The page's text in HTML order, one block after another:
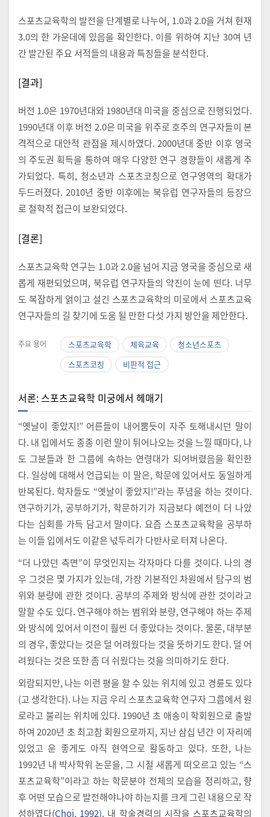
스포츠교육학의 발전을 단계별로 나누어, 1.0과 2.0을 거쳐 현재
3.0의 한 가운데에 있음을 확인한다. 이를 위하여 지난 30여 년
간 발간된 주요 서적들의 내용과 특징들을 분석한다.
[결과]
버전 1.0은 1970년대와 1980년대 미국을 중심으로 진행되었다.
1990년대 이후 버전 2.0은 미국을 위주로 호주의 연구자들이 본
격적으로 대안적 관점을 제시하였다. 2000년대 중반 이후 영국
의 주도권 획득을 통하여 매우 다양한 연구 경향들이 새롭게 추
가되었다. 특히, 청소년과 스포츠코칭으로 연구영역의 확대가
두드러졌다. 2010년 중반 이후에는 북유럽 연구자들의 등장으
로 철학적 접근이 보완되었다.
[결론]
스포츠교육학 연구는 1.0과 2.0을 넘어 지금 영국을 중심으로 새
롭게 재편되었으며, 북유럽 연구자들의 약진이 눈에 띤다. 너무
도 복잡하게 얽이고 설긴 스포츠교육학의 미로에서 스포츠교육
연구자들의 길 찾기에 도움 될 만한 다섯 가지 방안을 제안한다.
주요 용어 스포츠교육학 체육교육
청소년스포츠
스포츠코칭
비판적 접근
서론: 스포츠교육학 미궁에서 헤매기
“옛날이 좋았지!” 어른들이 내어뿜듯이 자주 토해내시던 말이
다. 내 입에서도 종종 이런 말이 튀어나오는 것을 느낄 때마다, 나
도 그분들과 한 그룹에 속하는 연령대가 되어버렸음을 확인한
다. 일상에 대해서 언급되는 이 말은, 학문에 있어서도 동일하게
반복된다. 학자들도 “옛날이 좋았지!”라는 푸념을 하는 것이다.
연구하기가, 공부하기가, 학문하기가 지금보다 예전이 더 나았
다는 심회를 가득 담고서 말이다. 요즘 스포츠교육학을 공부하
는 이들 입에서도 이같은 넋두리가 다반사로 터져 나온다.
“더 나았던 측면”이 무엇인지는 각자마다 다를 것이다. 나의 경
우 그것은 몇 가지가 있는데, 가장 기본적인 차원에서 탐구의 범
위와 분량에 관한 것이다. 공부의 주제와 방식에 관한 것이라고
말할 수도 있다. 연구해야 하는 범위와 분량, 연구해야 하는 주제
와 방식에 있어서 이전이 훨씬 더 좋았다는 것이다. 물론, 대부분
의 경우, 좋았다는 것은 덜 어려웠다는 것을 뜻하기도 한다. 덜 어
려웠다는 것은 또한 좀 더 쉬웠다는 것을 의미하기도 한다.
외람되지만, 나는 이런 평을 할 수 있는 위치에 있고 경륜도 있다
(고 생각한다). 나는 지금 우리 스포츠교육학 연구자 그룹에서 원
로라고 불리는 위치에 있다. 1990년 초 애송이 학회원으로 출발
하여 2020년 초 최고참 회원으로까지, 지난 삼십 년간 이 자리에
있었고 운 좋게도 아직 현역으로 활동하고 있다. 또한, 나는
1992년 내 박사학위 논문을, 그 시절 새롭게 떠오르고 있는 “스
포츠교육학”이라고 하는 학문분야 전체의 모습을 정리하고, 향
후 어떤 모습으로 발전해야나야 하는지를 크게 그린 내용으로 작
성하였다(Choi, 1992). 내 학술경력의 시작을 스포츠교육학의